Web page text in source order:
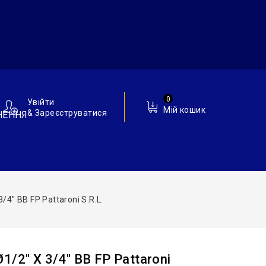
Мій кошик
0
Увійти
& Зареєструватися
4″ ВВ FP Pattaroni S.r.l.
2″ Х 3/4″ ВВ FP Pattaroni